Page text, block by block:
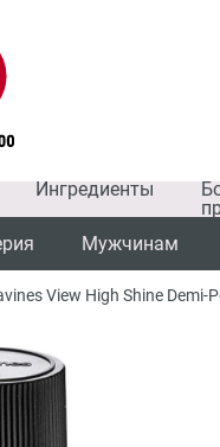
Ингредиенты
Мужчинам
View High Shine